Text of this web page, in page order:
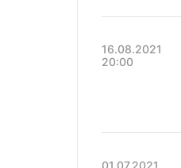
16.08.2021
20:00
01.07.2021